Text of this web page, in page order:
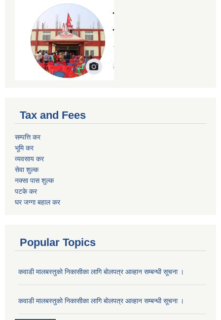
Tax and Fees
सम्पत्ति कर
भूमि कर
व्यवसाय कर
सेवा शुल्क
नक्सा पास शुल्क
पटके कर
घर जग्गा बहाल कर
Popular Topics
कवाडी मालबस्तुकाे निकासीका लागि बाेलपत्र आव्हान सम्बन्धी सूचना ।
कवाडी मालबस्तुकाे निकासीका लागि बाेलपत्र आव्हान सम्बन्धी सूचना ।